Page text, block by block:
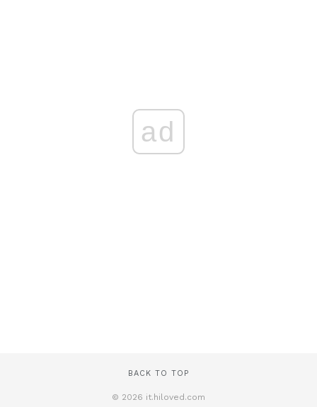
ad
BACK TO TOP
© 2026 it.hiloved.com